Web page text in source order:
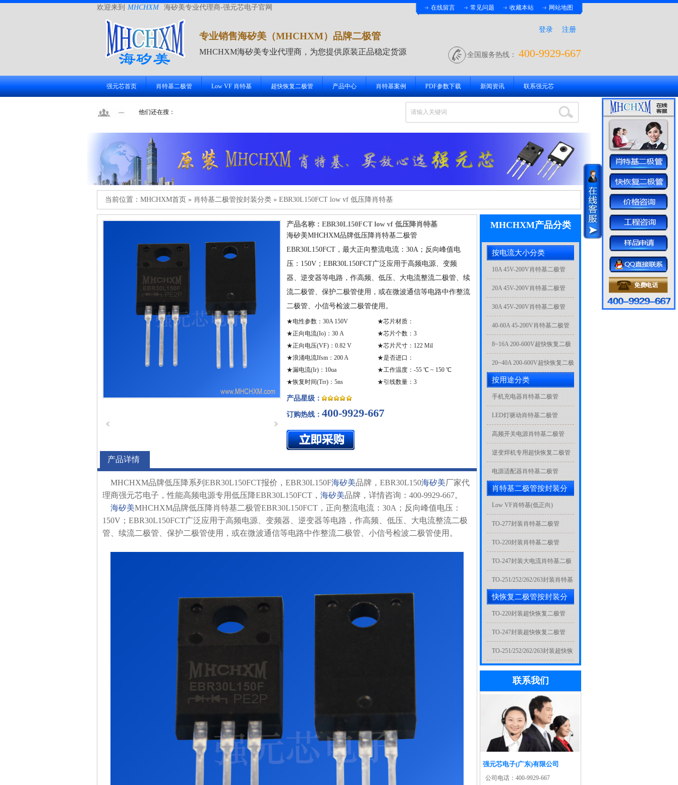
欢迎来到 MHCHXM 海矽美专业代理商-强元芯电子官网 在线留言 常见问题 收藏本站 网站地图
专业销售海矽美（MHCHXM）品牌二极管
MHCHXM海矽美专业代理商，为您提供原装正品稳定货源
登录 注册
全国服务热线： 400-9929-667
强元芯首页 肖特基二极管 Low VF 肖特基 超快恢复二极管 产品中心 肖特基案例 PDF参数下载 新闻资讯 联系强元芯
他们还在搜：
当前位置： MHCHXM首页 » 肖特基二极管按封装分类 » EBR30L150FCT low vf 低压降肖特基
产品名称：EBR30L150FCT low vf 低压降肖特基
海矽美MHCHXM品牌低压降肖特基二极管
EBR30L150FCT，最大正向整流电流：30A；反向峰值电
压：150V；EBR30L150FCT广泛应用于高频电源、变频
器、逆变器等电路，作高频、低压、大电流整流二极管、续
流二极管、保护二极管使用，或在微波通信等电路中作整流
二极管、小信号检波二极管使用。
★电性参数 ：30A 150V ★芯片材质 ：
★正向电流(Io) ：30 A ★芯片个数 ：3
★正向电压(VF) ：0.82 V ★芯片尺寸 ：122 Mil
★浪涌电流Ifsm ：200 A ★是否进口 ：
★漏电流(Ir) ：10ua ★工作温度 ：-55 ℃ ~ 150 ℃
★恢复时间(Trr) ：5ns ★引线数量 ：3
产品星级：
订购热线： 400-9929-667
产品详情
MHCHXM品牌低压降系列EBR30L150FCT报价，EBR30L150F海矽美品牌，EBR30L150海矽美厂家代
理商强元芯电子，性能高频电源专用低压降EBR30L150FCT， 海矽美品牌，详情咨询：400-9929-667。
海矽美MHCHXM品牌低压降肖特基二极管EBR30L150FCT，正向整流电流：30A；反向峰值电压：
150V；EBR30L150FCT广泛应用于高频电源、变频器、逆变器等电路，作高频、低压、大电流整流二极
管、续流二极管、保护二极管使用，或在微波通信等电路中作整流二极管、小信号检波二极管使用。
MHCHXM产品分类
按电流大小分类
10A 45V-200V肖特基二极管
20A 45V-200V肖特基二极管
30A 45V-200V肖特基二极管
40-60A 45-200V肖特基二极管
8~16A 200-600V超快恢复二极
管
20~40A 200-600V超快恢复二极
管
按用途分类
手机充电器肖特基二极管
LED灯驱动肖特基二极管
高频开关电源肖特基二极管
逆变焊机专用超快恢复二极管
电源适配器肖特基二极管
肖特基二极管按封装分
类
Low VF肖特基(低正向)
TO-277封装肖特基二极管
TO-220封装肖特基二极管
TO-247封装大电流肖特基二极
管
TO-251/252/262/263封装肖特基
二极管
快恢复二极管按封装分
类
TO-220封装超快恢复二极管
TO-247封装超快恢复二极管
TO-251/252/262/263封装超快恢
复二极管
联系我们
强元芯电子(广东)有限公司
公司电话： 400-9929-667